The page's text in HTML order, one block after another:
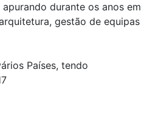
durante os anos em
gestão de equipas
Países, tendo